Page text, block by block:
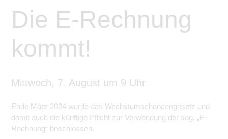
Die E-Rechnung
kommt!
Mittwoch, 7. August um 9 Uhr
Ende März 2024 wurde das Wachstumschancengesetz und
damit auch die künftige Pflicht zur Verwendung der sog. „E-
Rechnung“ beschlossen.